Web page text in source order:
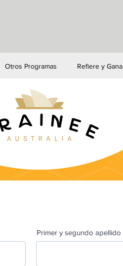
Otros Programas Refiere y Gana
Primer y segundo apellido